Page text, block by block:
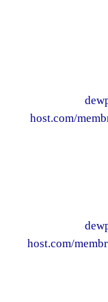
host.com/
host.com/